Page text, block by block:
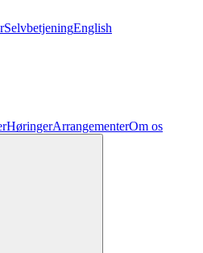
SelvbetjeningEnglish
HøringerArrangementerOm os